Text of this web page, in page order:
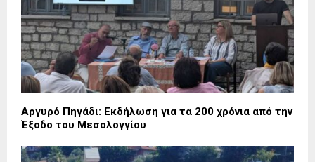
Αργυρό Πηγάδι: Εκδήλωση για τα 200 χρόνια από την
Έξοδο του Μεσολογγίου